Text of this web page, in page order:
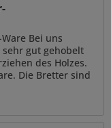
Bei uns
gut gehobelt
des Holzes.
Die Bretter sind